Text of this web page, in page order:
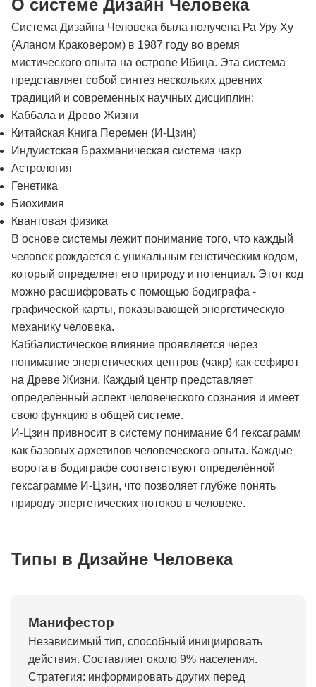
О системе Дизайн Человека
Система Дизайна Человека была получена Ра Уру Ху
(Аланом Краковером) в 1987 году во время
мистического опыта на острове Ибица. Эта система
представляет собой синтез нескольких древних
традиций и современных научных дисциплин:
Каббала и Древо Жизни
Китайская Книга Перемен (И-Цзин)
Индуистская Брахманическая система чакр
Астрология
Генетика
Биохимия
Квантовая физика
В основе системы лежит понимание того, что каждый
человек рождается с уникальным генетическим кодом,
который определяет его природу и потенциал. Этот код
можно расшифровать с помощью бодиграфа -
графической карты, показывающей энергетическую
механику человека.
Каббалистическое влияние проявляется через
понимание энергетических центров (чакр) как сефирот
на Древе Жизни. Каждый центр представляет
определённый аспект человеческого сознания и имеет
свою функцию в общей системе.
И-Цзин привносит в систему понимание 64 гексаграмм
как базовых архетипов человеческого опыта. Каждые
ворота в бодиграфе соответствуют определённой
гексаграмме И-Цзин, что позволяет глубже понять
природу энергетических потоков в человеке.
Типы в Дизайне Человека
Манифестор
Независимый тип, способный инициировать
действия. Составляет около 9% населения.
Стратегия: информировать других перед